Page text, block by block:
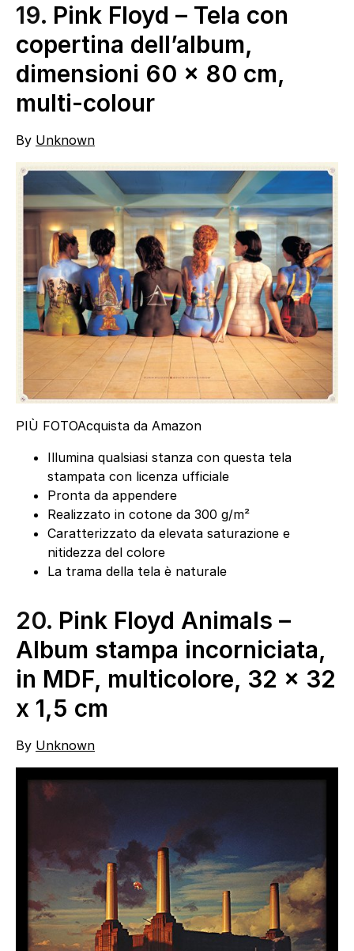
19. Pink Floyd – Tela con
copertina dell’album,
dimensioni 60 x 80 cm,
multi-colour
By Unknown
PIÙ FOTOAcquista da Amazon
Illumina qualsiasi stanza con questa tela
stampata con licenza ufficiale
Pronta da appendere
Realizzato in cotone da 300 g/m²
Caratterizzato da elevata saturazione e
nitidezza del colore
La trama della tela è naturale
20. Pink Floyd Animals –
Album stampa incorniciata,
in MDF, multicolore, 32 x 32
x 1,5 cm
By Unknown